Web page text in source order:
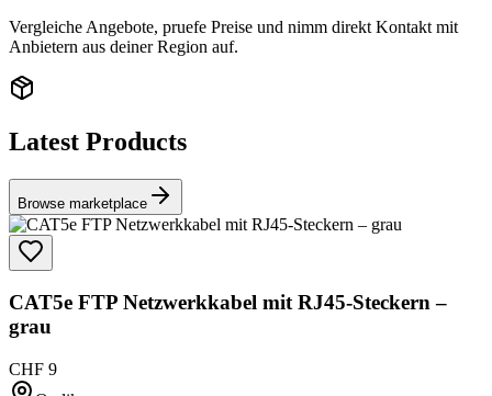
Vergleiche Angebote, pruefe Preise und nimm direkt Kontakt mit
Anbietern aus deiner Region auf.
Latest Products
Browse marketplace
CAT5e FTP Netzwerkkabel mit RJ45-Steckern –
grau
CHF 9